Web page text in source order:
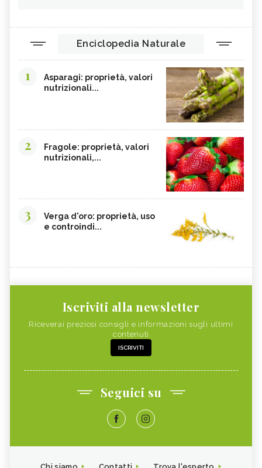
Enciclopedia Naturale
1
Asparagi: proprietà, valori
nutrizionali...
2
Fragole: proprietà, valori
nutrizionali,...
3
Verga d'oro: proprietà, uso
e controindi...
Iscriviti alla newsletter
Riceverai preziosi consigli e informazioni sugli ultimi
contenuti
ISCRIVITI
Seguici su